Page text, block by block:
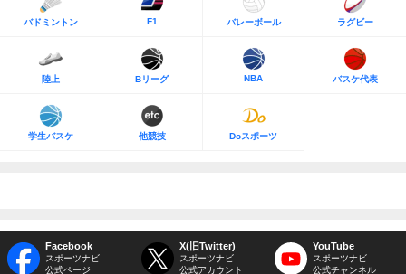
バドミントン F1 バレーボール ラグビー
陸上 Bリーグ NBA バスケ代表
学生バスケ 他競技 Doスポーツ
Facebook
スポーツナビ
公式ページ
X(旧Twitter)
スポーツナビ
公式アカウント
YouTube
スポーツナビ
公式チャンネル